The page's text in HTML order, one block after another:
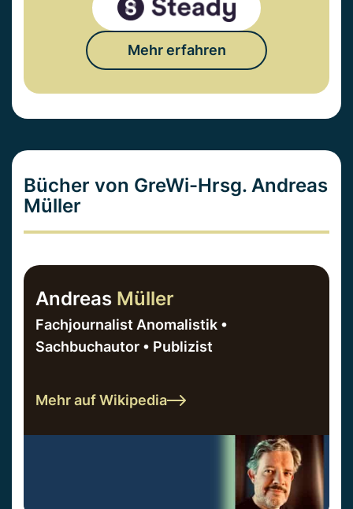
Mehr erfahren
Bücher von GreWi-Hrsg. Andreas
Müller
Andreas Müller
Fachjournalist Anomalistik •
Sachbuchautor • Publizist
Mehr auf Wikipedia